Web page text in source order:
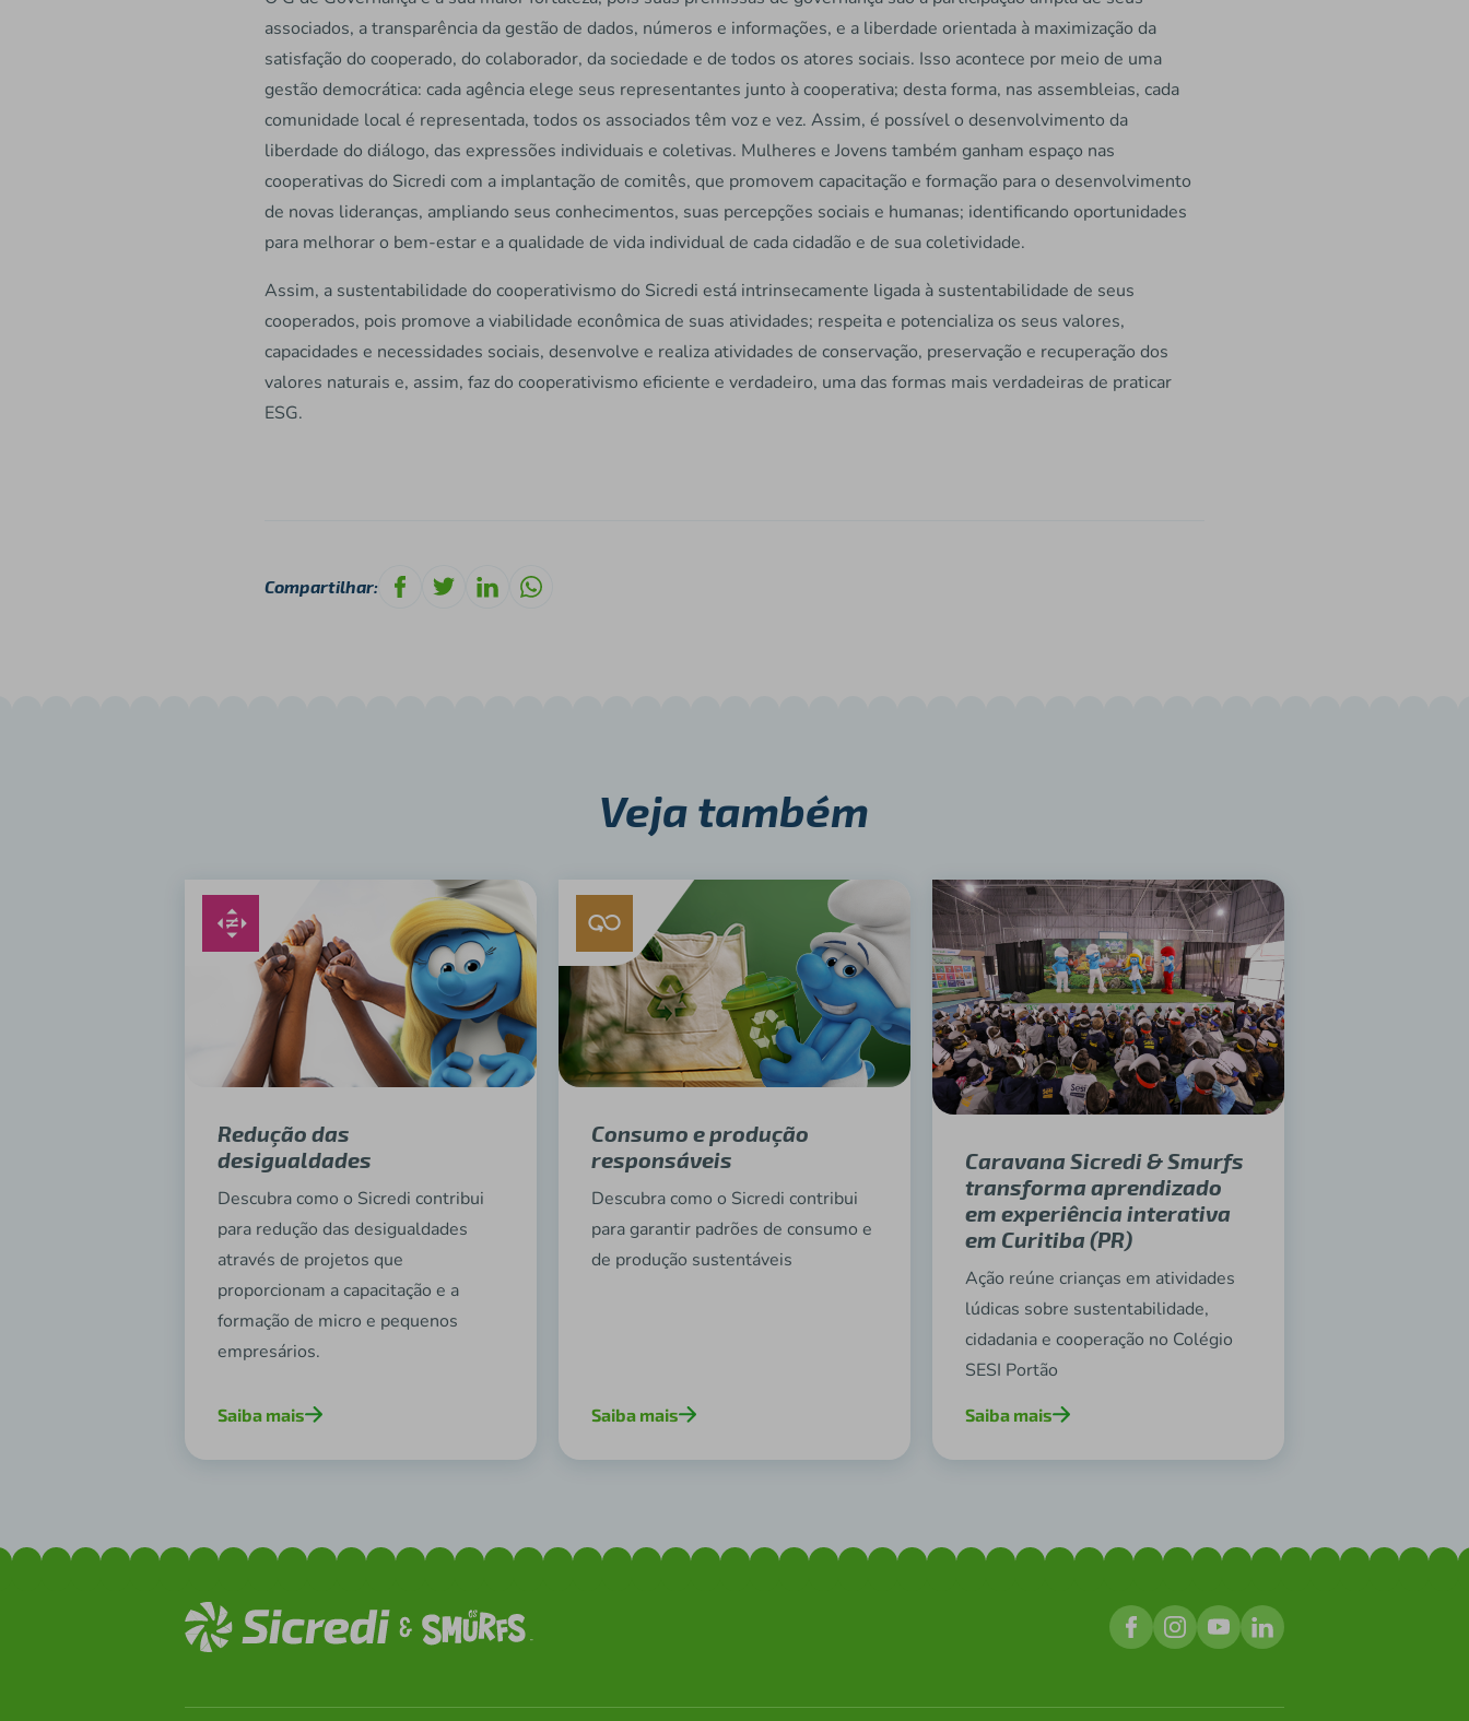
associados, a transparência da gestão de dados, números e informações, e a liberdade orientada à maximização da
satisfação do cooperado, do colaborador, da sociedade e de todos os atores sociais. Isso acontece por meio de uma
gestão democrática: cada agência elege seus representantes junto à cooperativa; desta forma, nas assembleias, cada
comunidade local é representada, todos os associados têm voz e vez. Assim, é possível o desenvolvimento da
liberdade do diálogo, das expressões individuais e coletivas. Mulheres e Jovens também ganham espaço nas
cooperativas do Sicredi com a implantação de comitês, que promovem capacitação e formação para o desenvolvimento
de novas lideranças, ampliando seus conhecimentos, suas percepções sociais e humanas; identificando oportunidades
para melhorar o bem-estar e a qualidade de vida individual de cada cidadão e de sua coletividade.
Assim, a sustentabilidade do cooperativismo do Sicredi está intrinsecamente ligada à sustentabilidade de seus
cooperados, pois promove a viabilidade econômica de suas atividades; respeita e potencializa os seus valores,
capacidades e necessidades sociais, desenvolve e realiza atividades de conservação, preservação e recuperação dos
valores naturais e, assim, faz do cooperativismo eficiente e verdadeiro, uma das formas mais verdadeiras de praticar
ESG.
Compartilhar:
Veja também
Redução das
desigualdades
Descubra como o Sicredi contribui
para redução das desigualdades
através de projetos que
proporcionam a capacitação e a
formação de micro e pequenos
empresários.
Saiba mais
Consumo e produção
responsáveis
Descubra como o Sicredi contribui
para garantir padrões de consumo e
de produção sustentáveis
Saiba mais
Caravana Sicredi & Smurfs
transforma aprendizado
em experiência interativa
em Curitiba (PR)
Ação reúne crianças em atividades
lúdicas sobre sustentabilidade,
cidadania e cooperação no Colégio
SESI Portão
Saiba mais